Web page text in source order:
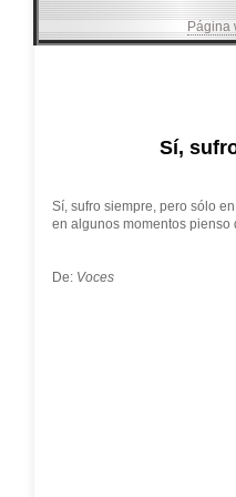
Página
Sí,
Sí, sufro siempre, pero sólo
en algunos momentos pienso
De: Voces